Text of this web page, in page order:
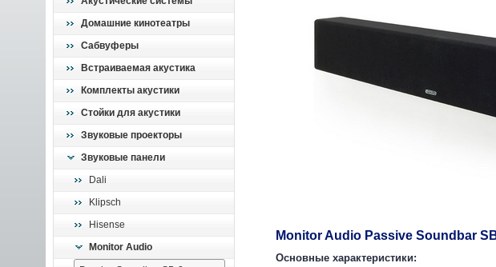
комплекты акустики
звуковые панели
Домашние кинотеатры
Сабвуферы
Встраиваемая акустика
Комплекты акустики
Стойки для акустики
Звуковые проекторы
Звуковые панели
Dali
Klipsch
Hisense
Monitor Audio
Monitor Audio Passive Soundbar
Основные характеристики: